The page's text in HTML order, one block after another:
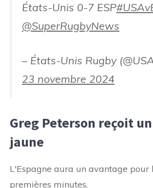
États-Unis 0-7 ESP
@SuperRugbyNews
– États-Unis Rugby
23 novembre 2024
Greg Peterson reçoit
jaune
L'Espagne aura un avantage pour
premières minutes.